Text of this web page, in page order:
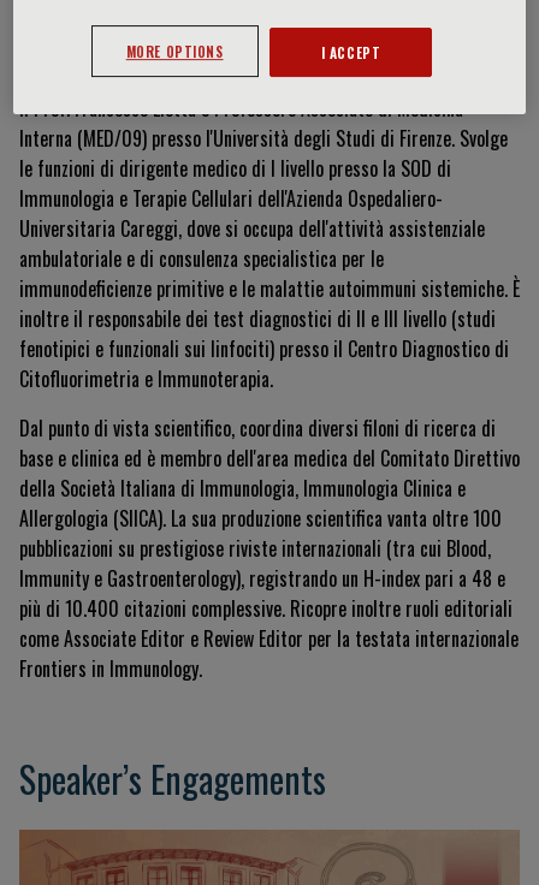
Curriculum Vitae
Il Prof. Francesco Liotta è Professore Associato di Medicina
Interna (MED/09) presso l'Università degli Studi di Firenze. Svolge
le funzioni di dirigente medico di I livello presso la SOD di
Immunologia e Terapie Cellulari dell'Azienda Ospedaliero-
Universitaria Careggi, dove si occupa dell'attività assistenziale
ambulatoriale e di consulenza specialistica per le
immunodeficienze primitive e le malattie autoimmuni sistemiche. È
inoltre il responsabile dei test diagnostici di II e III livello (studi
fenotipici e funzionali sui linfociti) presso il Centro Diagnostico di
Citofluorimetria e Immunoterapia.
Dal punto di vista scientifico, coordina diversi filoni di ricerca di
base e clinica ed è membro dell'area medica del Comitato Direttivo
della Società Italiana di Immunologia, Immunologia Clinica e
Allergologia (SIICA). La sua produzione scientifica vanta oltre 100
pubblicazioni su prestigiose riviste internazionali (tra cui Blood,
Immunity e Gastroenterology), registrando un H-index pari a 48 e
più di 10.400 citazioni complessive. Ricopre inoltre ruoli editoriali
come Associate Editor e Review Editor per la testata internazionale
Frontiers in Immunology.
Speaker’s Engagements
MORE OPTIONS I ACCEPT